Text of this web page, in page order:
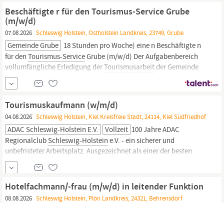
Abgeschlossene Ausbildung oder Studium im Bereich Hotellerie
oderTourismus
Beschäftigte r für den Tourismus-Service Grube
(m/w/d)
07.08.2026 Schleswig Holstein, Ostholstein Landkreis, 23749, Grube
Gemeinde Grube 18 Stunden pro Woche) eine n Beschäftigte n
für den Tourismus-ServiceGrube (m/w/d) Der Aufgabenbereich
vollumfängliche Erledigung derTourismusarbeit der Gemeinde
Grube. Hierzu zählen folgende Kernaufgaben: Entwicklung,
Umsetzung und Begleitung von Marketingmaßnahmen sowie
Pressearbeit Organisation und Durchführung von
Veranstaltungen...
Tourismuskaufmann (w/m/d)
04.08.2026 Schleswig Holstein, Kiel Kreisfreie Stadt, 24114, Kiel Südfriedhof
ADAC Schleswig-Holstein E.V. Vollzeit 100 Jahre ADAC
Regionalclub Schleswig-Holstein e.V. - ein sicherer und
unbefristeter Arbeitsplatz. Ausgezeichnet als einer der besten
Arbeitgeber Deutschlands 2024! Der ADAC Regionalclub
Schleswig-Holstein
Geschäftsstellen - ist ein selbständiger Verein im ADAC-
Gesamtverein, dessen Zweck die...
Hotelfachmann/-frau (m/w/d) in leitender Funktion
08.08.2026 Schleswig Holstein, Plön Landkreis, 24321, Behrensdorf